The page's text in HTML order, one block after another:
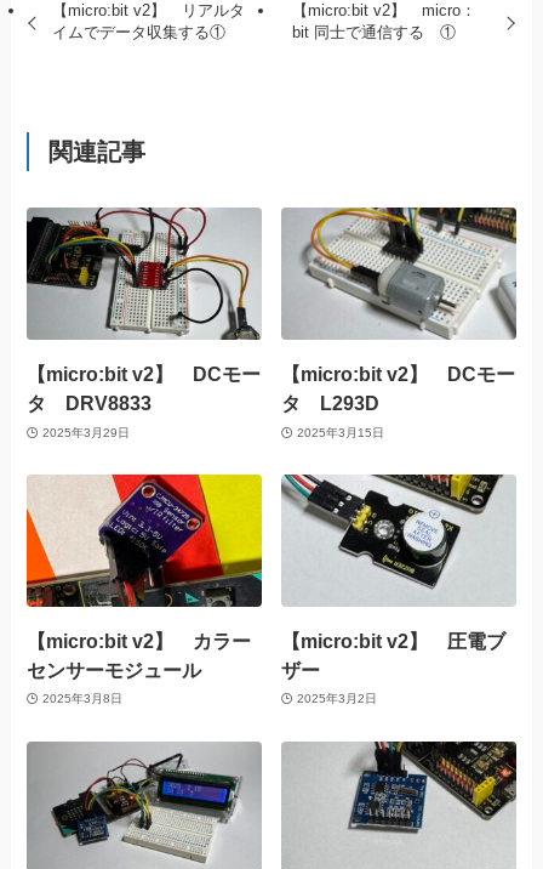
【micro:bit v2】 リアルタ
イムでデータ収集する①
【micro:bit v2】 micro：
bit 同士で通信する ①
関連記事
【micro:bit v2】 DCモー
タ DRV8833
2025年3月29日
【micro:bit v2】 DCモー
タ L293D
2025年3月15日
【micro:bit v2】 カラー
センサーモジュール
2025年3月8日
【micro:bit v2】 圧電ブ
ザー
2025年3月2日